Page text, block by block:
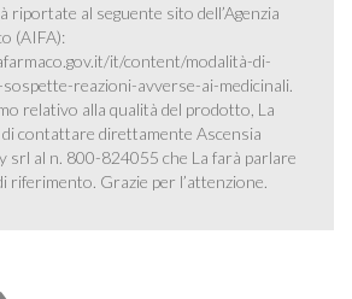
riportate al seguente sito dell’Agenzia
(AIFA):
it/content/modalità-di-
sospette-reazioni-avverse-ai-medicinali.
relativo alla qualità del prodotto, La
di contattare direttamente Ascensia
srl al n. 800-824055 che La farà parlare
riferimento. Grazie per l’attenzione.